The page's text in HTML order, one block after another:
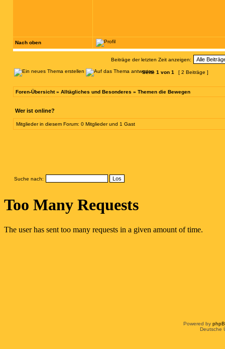
Nach oben
Beiträge der letzten Zeit anzeigen:
Seite 1 von 1 [ 2 Beiträge ]
Foren-Übersicht» Alltägliches und Besonderes » Themen die Bewegen
Wer ist online?
Mitglieder in diesem Forum: 0 Mitglieder und 1 Gast
Suche nach:
Powered by
Deutsche